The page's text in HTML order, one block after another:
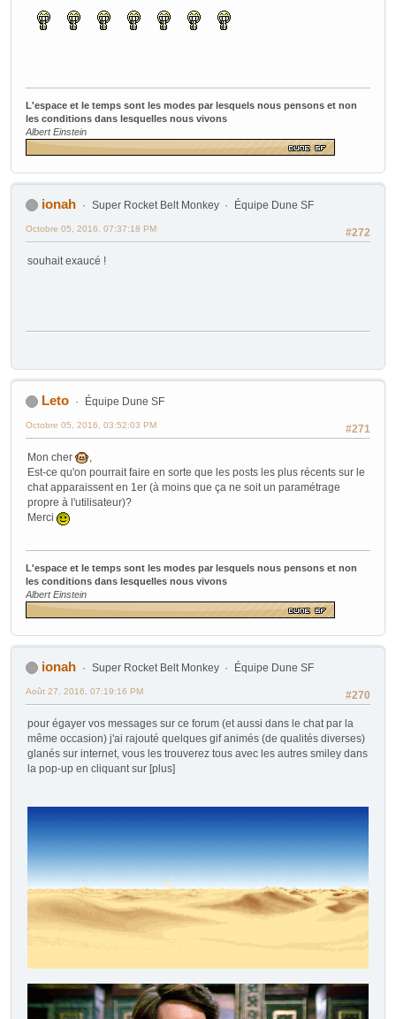
L'espace et le temps sont les modes par lesquels nous pensons et non
les conditions dans lesquelles nous vivons
Albert Einstein
ionah Super Rocket Belt Monkey Équipe Dune SF
#272
Octobre 05, 2016, 07:37:18 PM
souhait exaucé !
Leto Équipe Dune SF
#271
Octobre 05, 2016, 03:52:03 PM
Mon cher
Est-ce qu'on pourrait faire en sorte que les posts les plus récents sur le
chat apparaissent en 1er (à moins que ça ne soit un paramétrage
propre à l'utilisateur)?
Merci
L'espace et le temps sont les modes par lesquels nous pensons et non
les conditions dans lesquelles nous vivons
Albert Einstein
ionah Super Rocket Belt Monkey Équipe Dune SF
#270
Août 27, 2016, 07:19:16 PM
pour égayer vos messages sur ce forum (et aussi dans le chat par la
même occasion) j'ai rajouté quelques gif animés (de qualités diverses)
glanés sur internet, vous les trouverez tous avec les autres smiley dans
la pop-up en cliquant sur [plus]